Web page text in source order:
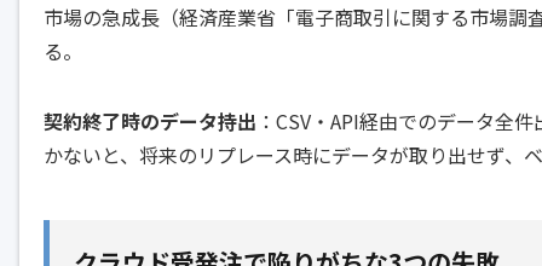
市場の急成長（経済産業省「電子商取引に関する市場調
る。
契約終了時のデータ持出 ：CSV・API経由でのデータ全
かないと、将来のリプレース時にデータが取り出せず、